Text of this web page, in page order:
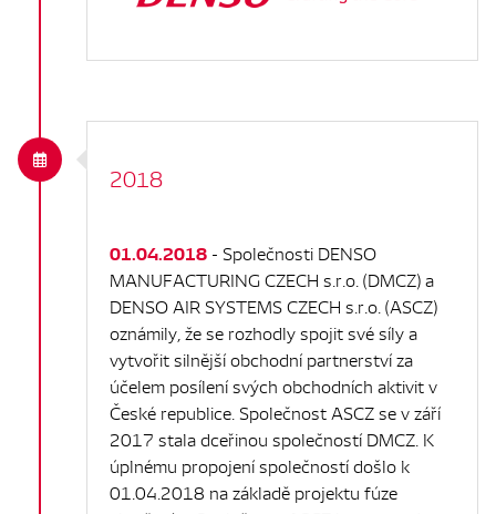
2018
01.04.2018 - Společnosti DENSO
MANUFACTURING CZECH s.r.o. (DMCZ) a
DENSO AIR SYSTEMS CZECH s.r.o. (ASCZ)
oznámily, že se rozhodly spojit své síly a
vytvořit silnější obchodní partnerství za
účelem posílení svých obchodních aktivit v
České republice. Společnost ASCZ se v září
2017 stala dceřinou společností DMCZ. K
úplnému propojení společností došlo k
01.04.2018 na základě projektu fúze